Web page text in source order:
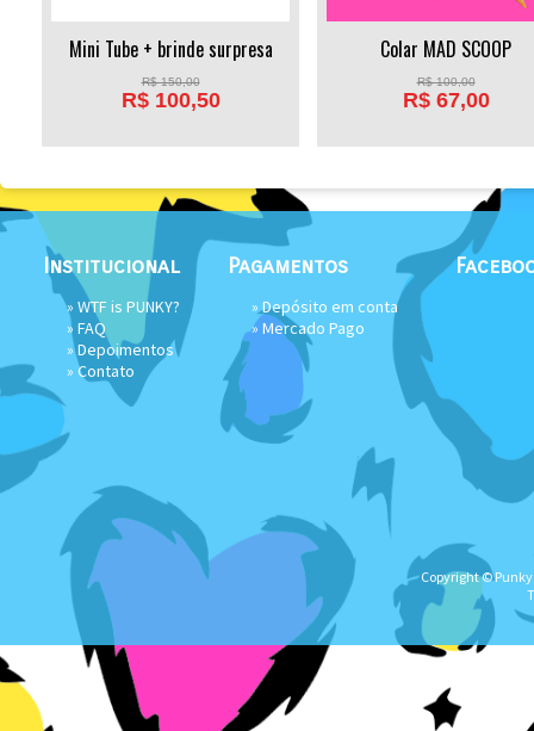
Mini Tube + brinde surpresa
R$150,00
R$ 100,50
Colar MAD SCOOP
R$100,00
R$ 67,00
Institucional
» WTF is PUNKY?
» FAQ
»Depoimentos
» Contato
Pagamentos
» Depósito em conta
» Mercado Pago
Copyright ©